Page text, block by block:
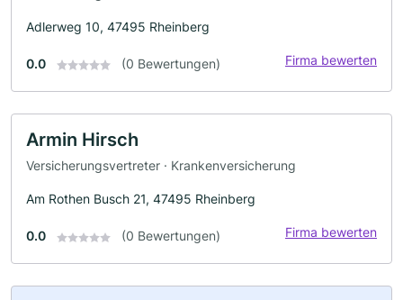
Adlerweg 10, 47495 Rheinberg
0.0 (0 Bewertungen) Firma bewerten
Armin Hirsch
Versicherungsvertreter · Krankenversicherung
Am Rothen Busch 21, 47495 Rheinberg
0.0 (0 Bewertungen) Firma bewerten